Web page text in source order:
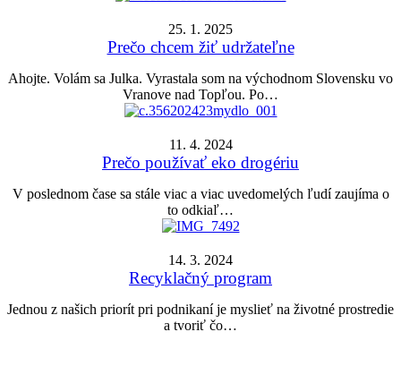
25. 1. 2025
Prečo chcem žiť udržateľne
Ahojte. Volám sa Julka. Vyrastala som na východnom Slovensku vo
Vranove nad Topľou. Po…
11. 4. 2024
Prečo používať eko drogériu
V poslednom čase sa stále viac a viac uvedomelých ľudí zaujíma o
to odkiaľ…
14. 3. 2024
Recyklačný program
Jednou z našich priorít pri podnikaní je myslieť na životné prostredie
a tvoriť čo…